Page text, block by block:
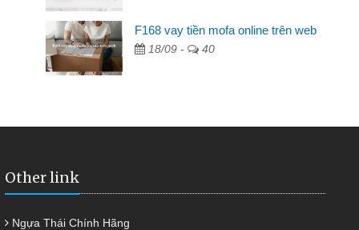
hàng không ai cho vay. Trong khi
quyết việc riêng, trong 1-2 ngày tôi trả
đã giúp tôi kịp thời và nhanh chóng
F168 vay tiền mofa online trên web
18/09 - 40
Other link
Ngựa Thái Chính Hãng